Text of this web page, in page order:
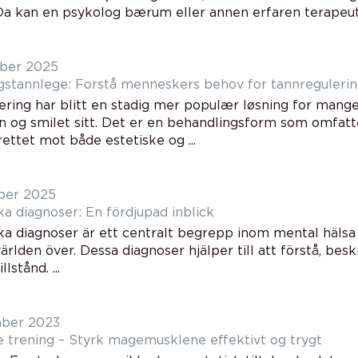
kan en psykolog bærum eller annen erfaren
2025
Forstå menneskers behov for
har blitt en stadig mer populær løsning for
og smilet sitt. Det er en behandlingsform som
mot både estetiske og ...
2025
diagnoser: En fördjupad inblick
diagnoser är ett centralt begrepp inom mental
över. Dessa diagnoser hjälper till att förstå,
...
2023
trening – Styrk magemusklene effektivt og trygt